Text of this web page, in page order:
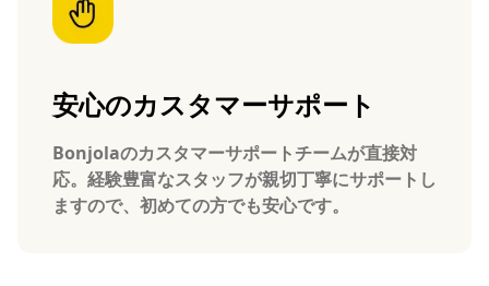
安心のカスタマーサポート
Bonjolaのカスタマーサポートチームが直接対
応。経験豊富なスタッフが親切丁寧にサポートし
ますので、初めての方でも安心です。